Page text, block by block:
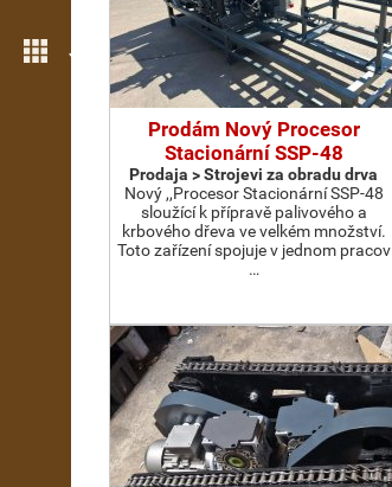
Još opcija
Prodám Nový Procesor
Stacionární SSP-48
Prodaja > Strojevi za obradu drva
Nový ,,Procesor Stacionární SSP-48
sloužící k přípravě palivového a
krbového dřeva ve velkém množství.
Toto zařízení spojuje v jednom pracov
…